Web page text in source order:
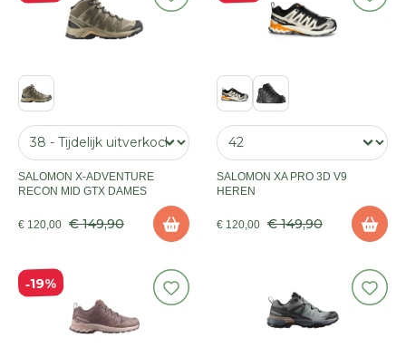
SALOMON X-ADVENTURE
RECON MID GTX DAMES
€ 120,00 € 149,90
SALOMON XA PRO 3D V9
HEREN
€ 120,00 € 149,90
19%